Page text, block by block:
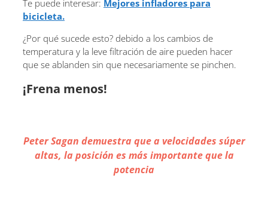
Te puede interesar: Mejores infladores para
bicicleta.
¿Por qué sucede esto? debido a los cambios de
temperatura y la leve filtración de aire pueden hacer
que se ablanden sin que necesariamente se pinchen.
¡Frena menos!
Peter Sagan demuestra que a velocidades súper
altas, la posición es más importante que la
potencia